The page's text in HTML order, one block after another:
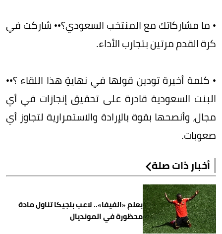
• ما مشاركاتك مع المنتخب السعودي؟•• شاركت في
كرة القدم مرتين بتجارب الأداء.
• كلمة أخيرة تودين قولها في نهايةِ هذا اللقاء ؟••
البنت السعودية قادرة على تحقيق إنجازات في أي
مجال، وأنصحها بقوة بالإرادة والاستمرارية لتجاوز أي
صعوبات.
أخبار ذات صلة
بعلم «الفيفا».. لاعب بلجيكا تناول مادة
محظورة في المونديال